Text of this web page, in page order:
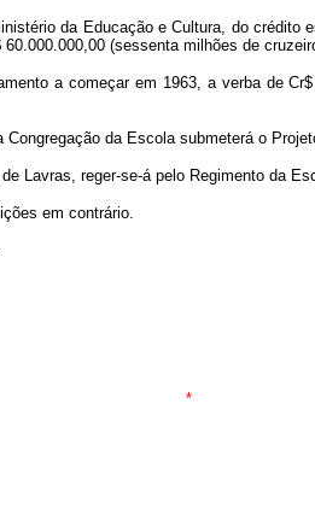
da Educação e Cultura, do
(sessenta milhões de
a começar em 1963, a verba de
da Escola submeterá o
Lavras, reger-se-á pelo Regimento da
em contrário.
*